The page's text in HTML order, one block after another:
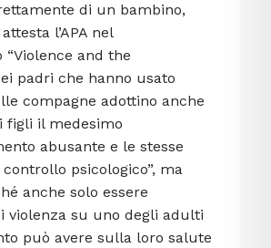
di un bambino,
l’APA nel
and the
padri che hanno usato
compagne adottino anche
figli il medesimo
abusante e le stesse
psicologico”, ma
anche solo essere
violenza su uno degli adulti
può avere sulla loro salute